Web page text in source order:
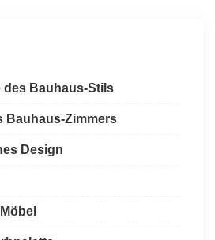
des Bauhaus-Stils
Bauhaus-Zimmers
Design